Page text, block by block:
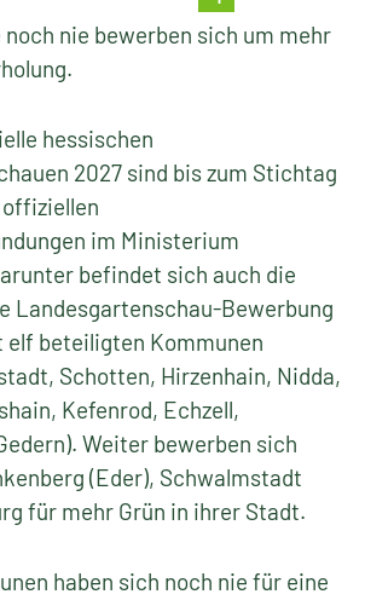
nie bewerben sich um mehr
hessischen
2027 sind bis zum Stichtag
offiziellen
im Ministerium
befindet sich auch die
Landesgartenschau-Bewerbung
elf beteiligten Kommunen
Schotten, Hirzenhain, Nidda,
Kefenrod, Echzell,
Weiter bewerben sich
(Eder), Schwalmstadt
für mehr Grün in ihrer Stadt.
haben sich noch nie für eine